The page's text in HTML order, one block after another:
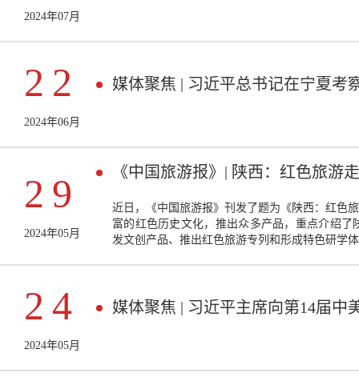
2024年07月
22
2024年06月
媒体聚焦 | 习近平总书记在宁夏考
29
2024年05月
《中国旅游报》| 陕西：红色旅游
近日，《中国旅游报》刊发了题为《陕西：红色
富的红色历史文化，推出众多产品，重点介绍
发文创产品、推出红色旅游专列和形成特色研学
24
2024年05月
媒体聚焦 | 习近平主席向第14届中